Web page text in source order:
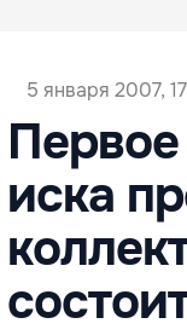
5 января 2007,
иска